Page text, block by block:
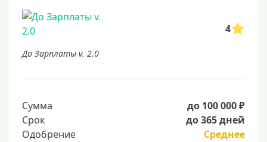
4
До Зарплаты v. 2.0
Сумма
до 100 000 ₽
Срок
до 365 дней
Одобрение
Среднее